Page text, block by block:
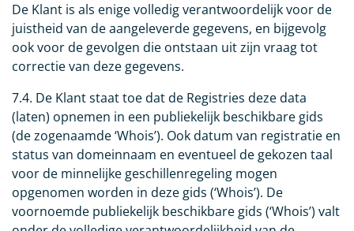
De Klant is als enige volledig verantwoordelijk voor de
juistheid van de aangeleverde gegevens, en bijgevolg
ook voor de gevolgen die ontstaan uit zijn vraag tot
correctie van deze gegevens.
7.4. De Klant staat toe dat de Registries deze data
(laten) opnemen in een publiekelijk beschikbare gids
(de zogenaamde ‘Whois’). Ook datum van registratie en
status van domeinnaam en eventueel de gekozen taal
voor de minnelijke geschillenregeling mogen
opgenomen worden in deze gids (‘Whois’). De
voornoemde publiekelijk beschikbare gids (‘Whois’) valt